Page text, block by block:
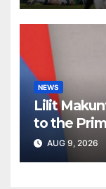
NEWS
Lilit
to the
AUG 9, 2026